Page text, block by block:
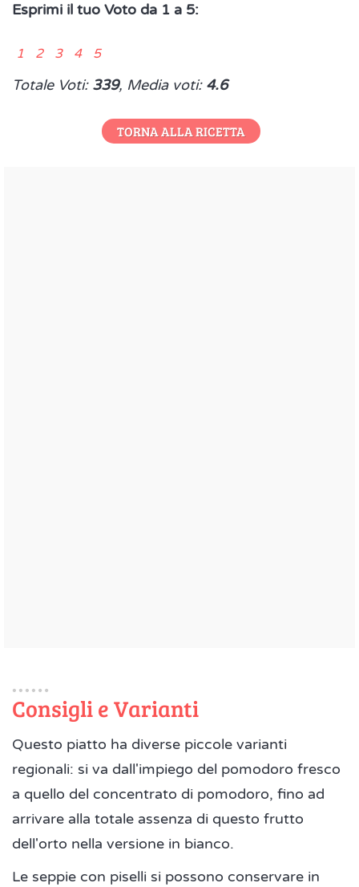
Esprimi il tuo Voto da 1 a 5:
1 2 3 4 5
Totale Voti: 339, Media voti: 4.6
TORNA ALLA RICETTA
Consigli e Varianti
Questo piatto ha diverse piccole varianti
regionali: si va dall'impiego del pomodoro fresco
a quello del concentrato di pomodoro, fino ad
arrivare alla totale assenza di questo frutto
dell'orto nella versione in bianco.
Le seppie con piselli si possono conservare in